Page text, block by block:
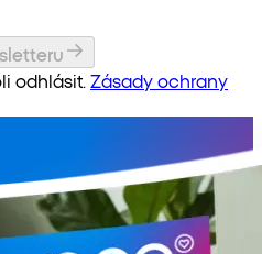
odhlásit. Zásady ochrany